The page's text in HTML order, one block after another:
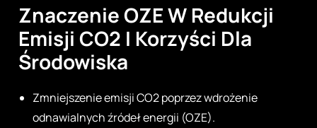
Znaczenie OZE W Redukcji
Emisji CO2 I Korzyści Dla
Środowiska
Zmniejszenie emisji CO2 poprzez wdrożenie
odnawialnych źródeł energii (OZE).